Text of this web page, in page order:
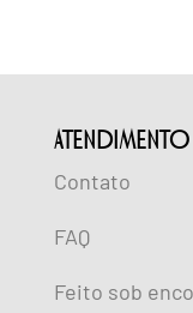
Contato
FAQ
Feito sob